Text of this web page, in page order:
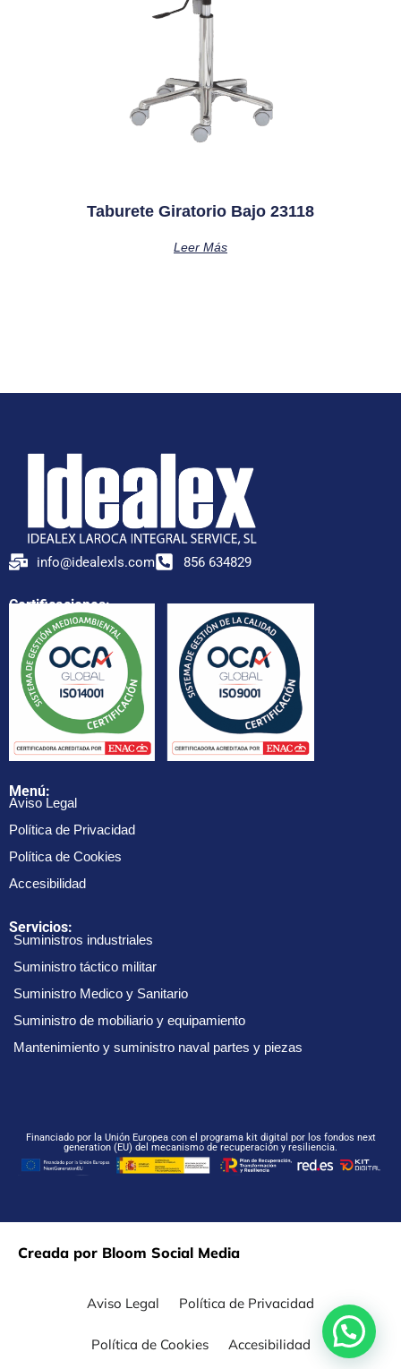
Taburete Giratorio Bajo 23118
Leer Más
info@idealexls.com 856 634829
Certificaciones:
Menú:
Aviso Legal
Política de Privacidad
Política de Cookies
Accesibilidad
Servicios:
Suministros industriales
Suministro táctico militar
Suministro Medico y Sanitario
Suministro de mobiliario y equipamiento
Mantenimiento y suministro naval partes y piezas
Financiado por la Unión Europea con el programa kit digital por los fondos next
generation (EU) del mecanismo de recuperación y resiliencia.
Creada por Bloom Social Media
Aviso Legal Política de Privacidad
Política de Cookies Accesibilidad